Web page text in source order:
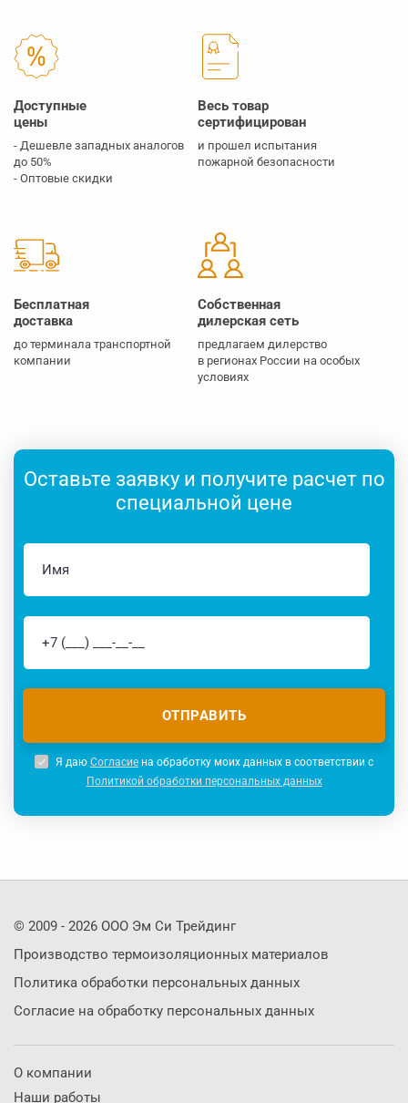
Доступные
цены
- Дешевле западных аналогов
до 50%
- Оптовые скидки
Весь товар
сертифицирован
и прошел испытания
пожарной безопасности
Бесплатная
доставка
до терминала транспортной
компании
Собственная
дилерская сеть
предлагаем дилерство
в регионах России на особых
условиях
Оставьте заявку и получите расчет по
специальной цене
Я даю Согласие на обработку моих данных в соответствии с
Политикой обработки персональных данных
© 2009 - 2026 ООО Эм Си Трейдинг
Производство термоизоляционных материалов
Политика обработки персональных данных
Согласие на обработку персональных данных
О компании
Наши работы